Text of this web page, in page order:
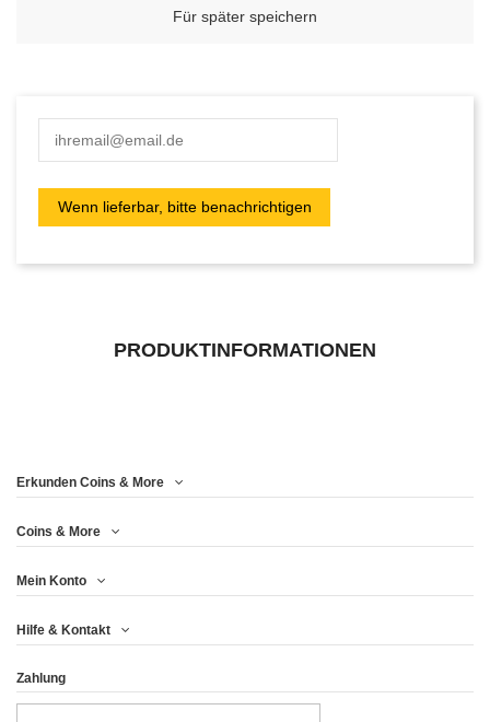
Für später speichern
PRODUKTINFORMATIONEN
Erkunden Coins & More
Coins & More
Mein Konto
Hilfe & Kontakt
Zahlung